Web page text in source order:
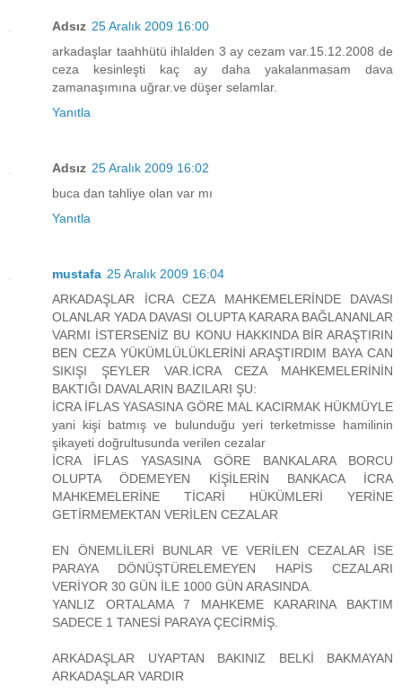
Adsız 25 Aralık 2009 16:00
arkadaşlar taahhütü ihlalden 3 ay cezam var.15.12.2008 de
ceza kesinleşti kaç ay daha yakalanmasam dava
zamanaşımına uğrar.ve düşer selamlar.
Yanıtla
Adsız 25 Aralık 2009 16:02
buca dan tahliye olan var mı
Yanıtla
mustafa 25 Aralık 2009 16:04
ARKADAŞLAR İCRA CEZA MAHKEMELERİNDE DAVASI
OLANLAR YADA DAVASI OLUPTA KARARA BAĞLANANLAR
VARMI İSTERSENİZ BU KONU HAKKINDA BİR ARAŞTIRIN
BEN CEZA YÜKÜMLÜLÜKLERİNİ ARAŞTIRDIM BAYA CAN
SIKIŞI ŞEYLER VAR.İCRA CEZA MAHKEMELERİNİN
BAKTIĞI DAVALARIN BAZILARI ŞU:
İCRA İFLAS YASASINA GÖRE MAL KACIRMAK HÜKMÜYLE
yani kişi batmış ve bulunduğu yeri terketmisse hamilinin
şikayeti doğrultusunda verilen cezalar
İCRA İFLAS YASASINA GÖRE BANKALARA BORCU
OLUPTA ÖDEMEYEN KİŞİLERİN BANKACA İCRA
MAHKEMELERİNE TİCARİ HÜKÜMLERİ YERİNE
GETİRMEMEKTAN VERİLEN CEZALAR
EN ÖNEMLİLERİ BUNLAR VE VERİLEN CEZALAR İSE
PARAYA DÖNÜŞTÜRELEMEYEN HAPİS CEZALARI
VERİYOR 30 GÜN İLE 1000 GÜN ARASINDA.
YANLIZ ORTALAMA 7 MAHKEME KARARINA BAKTIM
SADECE 1 TANESİ PARAYA ÇECİRMİŞ.
ARKADAŞLAR UYAPTAN BAKINIZ BELKİ BAKMAYAN
ARKADAŞLAR VARDIR